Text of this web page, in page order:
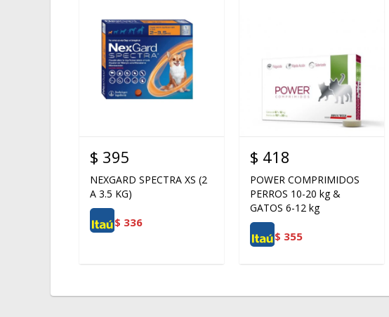
$ 395
NEXGARD SPECTRA XS (2
A 3.5 KG)
$ 336
$ 418
POWER COMPRIMIDOS
PERROS 10-20 kg &
GATOS 6-12 kg
$ 355